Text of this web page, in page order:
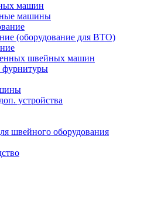
машин
машины
(оборудование для ВТО)
швейных машин
фурнитуры
устройства
швейного оборудования